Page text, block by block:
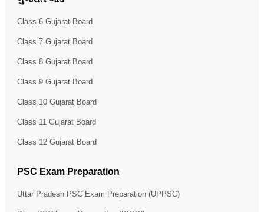
Class 6 Gujarat Board
Class 7 Gujarat Board
Class 8 Gujarat Board
Class 9 Gujarat Board
Class 10 Gujarat Board
Class 11 Gujarat Board
Class 12 Gujarat Board
PSC Exam Preparation
Uttar Pradesh PSC Exam Preparation (UPPSC)